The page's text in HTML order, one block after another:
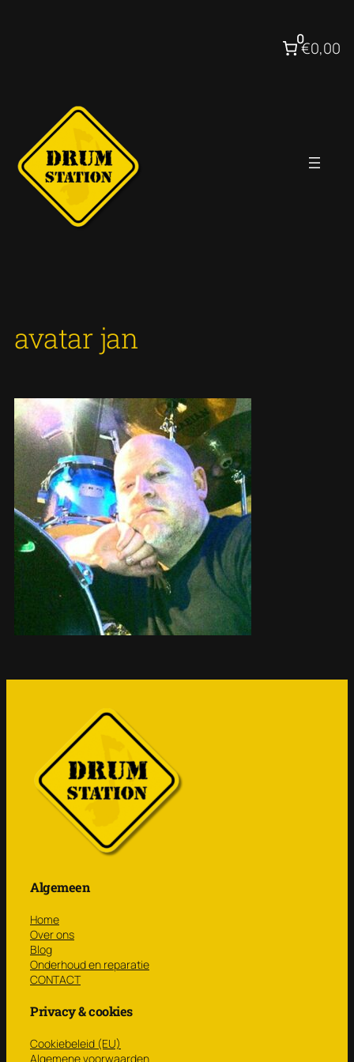
0€0,00
avatar jan
Algemeen
Home
Over ons
Blog
Onderhoud en reparatie
CONTACT
Privacy & cookies
Cookiebeleid (EU)
Algemene voorwaarden